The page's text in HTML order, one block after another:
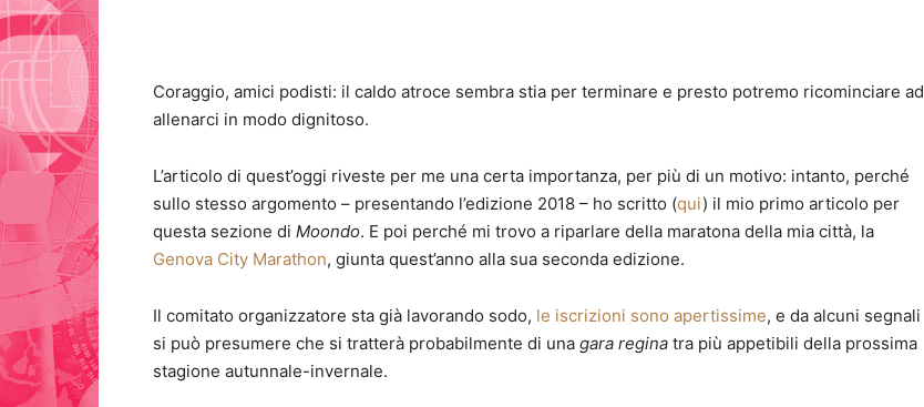
Coraggio, amici podisti: il caldo atroce sembra stia per terminare e presto potremo ricominciare ad
allenarci in modo dignitoso.
L’articolo di quest’oggi riveste per me una certa importanza, per più di un motivo: intanto, perché
sullo stesso argomento – presentando l’edizione 2018 – ho scritto (qui) il mio primo articolo per
questa sezione di Moondo. E poi perché mi trovo a riparlare della maratona della mia città, la
Genova City Marathon, giunta quest’anno alla sua seconda edizione.
Il comitato organizzatore sta già lavorando sodo, le iscrizioni sono apertissime, e da alcuni segnali
si può presumere che si tratterà probabilmente di una gara regina tra più appetibili della prossima
stagione autunnale-invernale.